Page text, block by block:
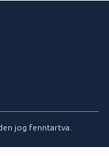
jog fenntartva.